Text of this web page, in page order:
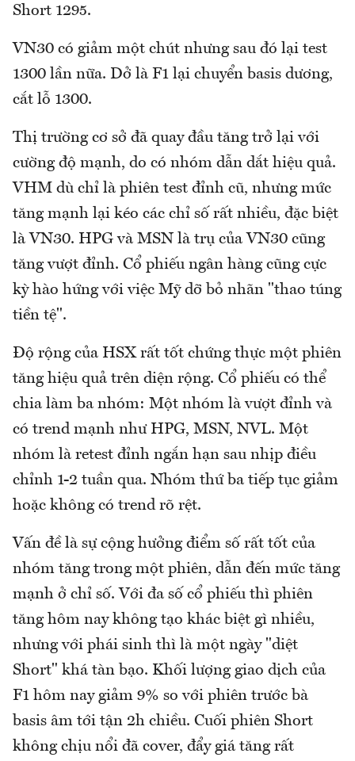
Short 1295.
VN30 có giảm một chút nhưng sau đó lại test
1300 lần nữa. Dở là F1 lại chuyển basis dương,
cắt lỗ 1300.
Thị trường cơ sở đã quay đầu tăng trở lại với
cường độ mạnh, do có nhóm dẫn dắt hiệu quả.
VHM dù chỉ là phiên test đỉnh cũ, nhưng mức
tăng mạnh lại kéo các chỉ số rất nhiều, đặc biệt
là VN30. HPG và MSN là trụ của VN30 cũng
tăng vượt đỉnh. Cổ phiếu ngân hàng cũng cực
kỳ hào hứng với việc Mỹ dỡ bỏ nhãn "thao túng
tiền tệ".
Độ rộng của HSX rất tốt chứng thực một phiên
tăng hiệu quả trên diện rộng. Cổ phiếu có thể
chia làm ba nhóm: Một nhóm là vượt đỉnh và
có trend mạnh như HPG, MSN, NVL. Một
nhóm là retest đỉnh ngắn hạn sau nhịp điều
chỉnh 1-2 tuần qua. Nhóm thứ ba tiếp tục giảm
hoặc không có trend rõ rệt.
Vấn đề là sự cộng hưởng điểm số rất tốt của
nhóm tăng trong một phiên, dẫn đến mức tăng
mạnh ở chỉ số. Với đa số cổ phiếu thì phiên
tăng hôm nay không tạo khác biệt gì nhiều,
nhưng với phái sinh thì là một ngày "diệt
Short" khá tàn bạo. Khối lượng giao dịch của
F1 hôm nay giảm 9% so với phiên trước bà
basis âm tới tận 2h chiều. Cuối phiên Short
không chịu nổi đã cover, đẩy giá tăng rất